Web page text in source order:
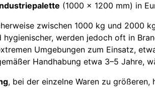
(1000 × 1200 mm) in
zwischen 1000 kg und 2000
werden jedoch oft in
Umgebungen zum Einsatz,
Handhabung etwa 3–5 Jahre,
, bei der einzelne Waren zu